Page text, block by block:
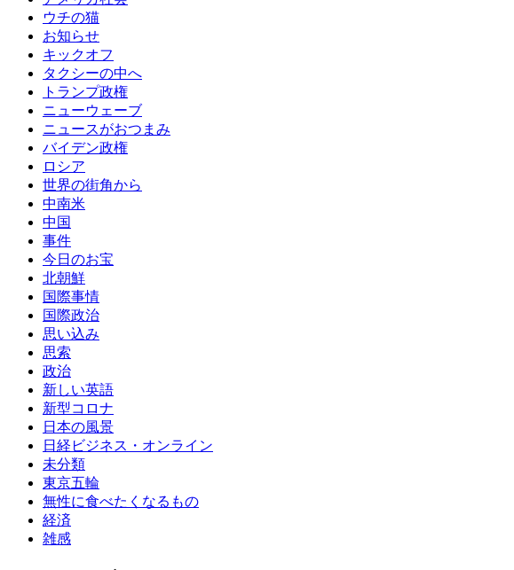
ウチの猫
お知らせ
キックオフ
タクシーの中へ
トランプ政権
ニューウェーブ
ニュースがおつまみ
バイデン政権
ロシア
世界の街角から
中南米
中国
事件
今日のお宝
北朝鮮
国際事情
国際政治
思い込み
思索
政治
新しい英語
新型コロナ
日本の風景
日経ビジネス・オンライン
未分類
東京五輪
無性に食べたくなるもの
経済
雑感